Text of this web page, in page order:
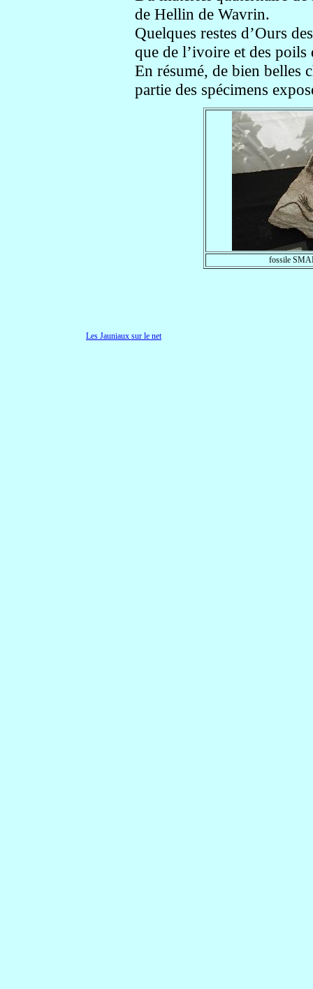
de Hellin de Wavrin.
Quelques restes d’Ours
que de l’ivoire et des
En résumé, de bien belles
partie des spécimens
fossile
Les Jauniaux sur le net